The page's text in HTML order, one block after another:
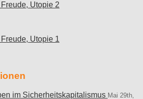
Utopie 2
Utopie 1
im Sicherheitskapitalismus Mai 29th,